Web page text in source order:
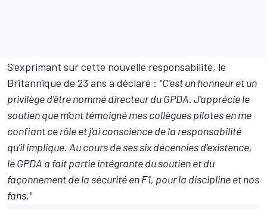
S'exprimant sur cette nouvelle responsabilité, le
Britannique de 23 ans a déclaré : "C'est un honneur et un
privilège d'être nommé directeur du GPDA. J'apprécie le
soutien que m'ont témoigné mes collègues pilotes en me
confiant ce rôle et j'ai conscience de la responsabilité
qu'il implique. Au cours de ses six décennies d'existence,
le GPDA a fait partie intégrante du soutien et du
façonnement de la sécurité en F1, pour la discipline et nos
fans."